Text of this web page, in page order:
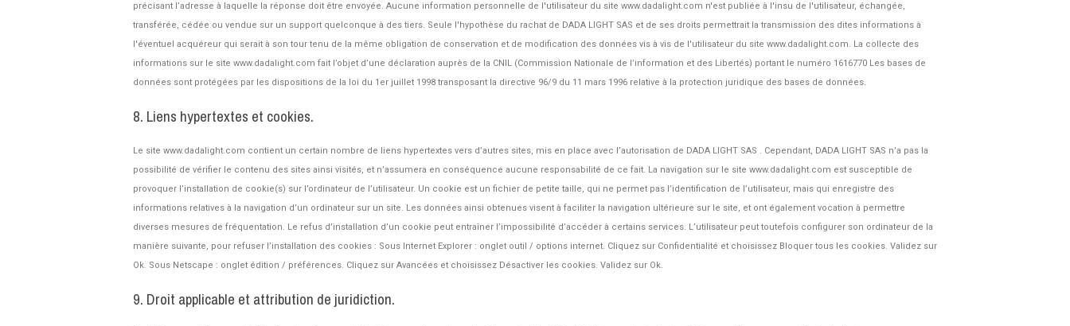
précisant l’adresse à laquelle la réponse doit être envoyée. Aucune information personnelle de l'utilisateur du site www.dadalight.com n'est publiée à l'insu de l'utilisateur, échangée,
transférée, cédée ou vendue sur un support quelconque à des tiers. Seule l'hypothèse du rachat de DADA LIGHT SAS et de ses droits permettrait la transmission des dites informations à
l'éventuel acquéreur qui serait à son tour tenu de la même obligation de conservation et de modification des données vis à vis de l'utilisateur du site www.dadalight.com. La collecte des
informations sur le site www.dadalight.com fait l’objet d’une déclaration auprès de la CNIL (Commission Nationale de l’information et des Libertés) portant le numéro 1616770 Les bases de
données sont protégées par les dispositions de la loi du 1er juillet 1998 transposant la directive 96/9 du 11 mars 1996 relative à la protection juridique des bases de données.
8. Liens hypertextes et cookies.
Le site www.dadalight.com contient un certain nombre de liens hypertextes vers d’autres sites, mis en place avec l’autorisation de DADA LIGHT SAS . Cependant, DADA LIGHT SAS n’a pas la
possibilité de vérifier le contenu des sites ainsi visités, et n’assumera en conséquence aucune responsabilité de ce fait. La navigation sur le site www.dadalight.com est susceptible de
provoquer l’installation de cookie(s) sur l’ordinateur de l’utilisateur. Un cookie est un fichier de petite taille, qui ne permet pas l’identification de l’utilisateur, mais qui enregistre des
informations relatives à la navigation d’un ordinateur sur un site. Les données ainsi obtenues visent à faciliter la navigation ultérieure sur le site, et ont également vocation à permettre
diverses mesures de fréquentation. Le refus d’installation d’un cookie peut entraîner l’impossibilité d’accéder à certains services. L’utilisateur peut toutefois configurer son ordinateur de la
manière suivante, pour refuser l’installation des cookies : Sous Internet Explorer : onglet outil / options internet. Cliquez sur Confidentialité et choisissez Bloquer tous les cookies. Validez sur
Ok. Sous Netscape : onglet édition / préférences. Cliquez sur Avancées et choisissez Désactiver les cookies. Validez sur Ok.
9. Droit applicable et attribution de juridiction.